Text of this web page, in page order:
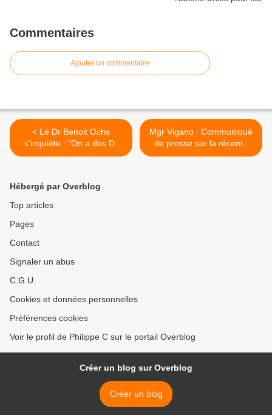
Commentaires
Ajouter un commentaire
< Le Dr Benoit Ochs
s'inquiète : "On a des D-
dimères très élevés, les
jamais vu ça avant'.
Pourquoi personne n'en
Mgr Vigano : Communiqué
de presse sur la récente
imposition de la vaccination
Hébergé par Overblog
Top articles
Pages
Contact
Signaler un abus
C.G.U.
Cookies et données personnelles
Préférences cookies
Voir le profil de Philippe C sur le portail Overblog
Créer un blog sur Overblog
Créer un blog